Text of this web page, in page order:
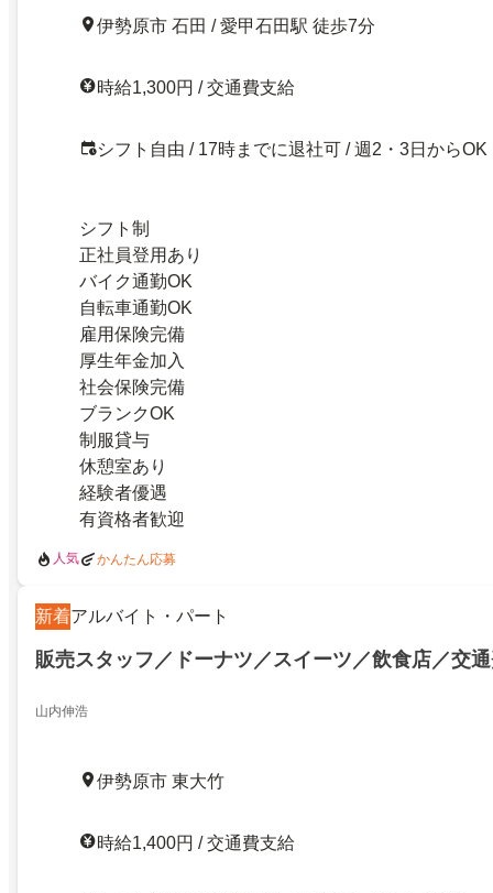
伊勢原市 石田 / 愛甲石田駅 徒歩7分
時給1,300円 / 交通費支給
シフト自由 / 17時までに退社可 / 週2・3日からOK
シフト制
正社員登用あり
バイク通勤OK
自転車通勤OK
雇用保険完備
厚生年金加入
社会保険完備
ブランクOK
制服貸与
休憩室あり
経験者優遇
有資格者歓迎
人気 かんたん応募
新着アルバイト・パート
販売スタッフ／ドーナツ／スイーツ／飲食店／交
山内伸浩
伊勢原市 東大竹
時給1,400円 / 交通費支給